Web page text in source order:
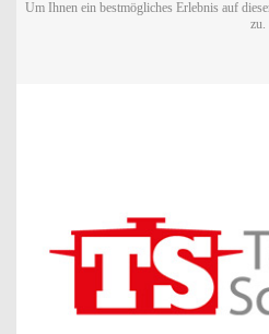
Um Ihnen ein bestmögliches Erlebnis auf
zu.